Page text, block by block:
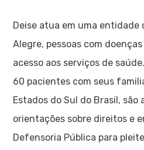
Deise atua em uma entidade
Alegre, pessoas com
acesso aos serviços de
60 pacientes com seus
Estados do Sul do Brasil, são
orientações sobre direitos e
Defensoria Pública para